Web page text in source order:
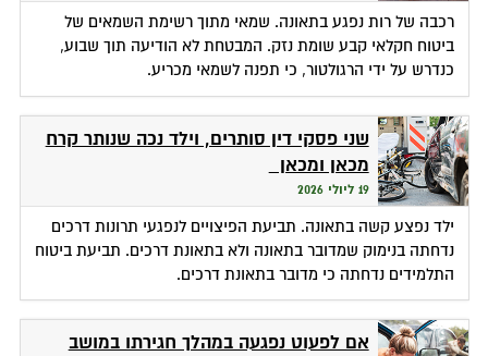
רכבה של רות נפגע בתאונה. שמאי מתוך רשימת השמאים של
ביטוח חקלאי קבע שומת נזק. המבטחת לא הודיעה תוך שבוע,
כנדרש על ידי הרגולטור, כי תפנה לשמאי מכריע.
שני פסקי דין סותרים, וילד נכה שנותר קרח
מכאן ומכאן
19 ליולי 2026
ילד נפצע קשה בתאונה. תביעת הפיצויים לנפגעי תרונות דרכים
נדחתה בנימוק שמדובר בתאונה ולא בתאונת דרכים. תביעת ביטוח
התלמידים נדחתה כי מדובר בתאונת דרכים.
אם לפעוט נפגעה במהלך חגירתו במושב